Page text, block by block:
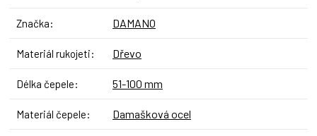
Značka: DAMANO
Materiál rukojeti: Dřevo
Délka čepele: 51-100 mm
Materiál čepele: Damašková ocel